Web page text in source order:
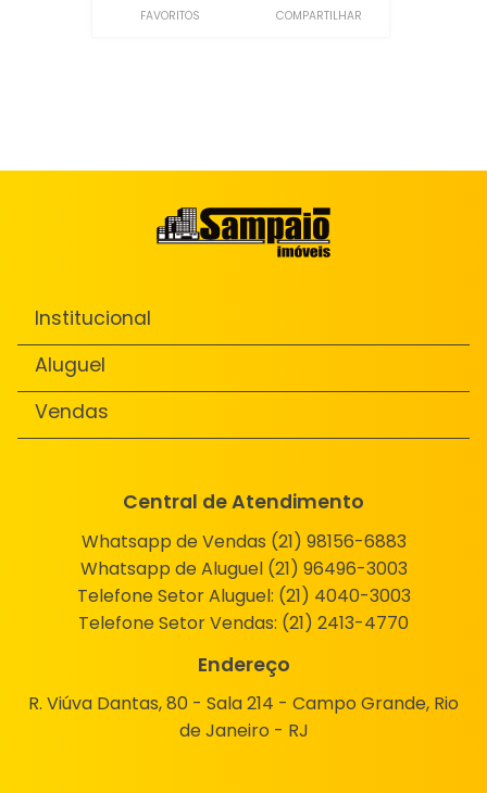
FAVORITOS COMPARTILHAR
Institucional
Aluguel
Vendas
Central de Atendimento
Whatsapp de Vendas (21) 98156-6883
Whatsapp de Aluguel (21) 96496-3003
Telefone Setor Aluguel: (21) 4040-3003
Telefone Setor Vendas: (21) 2413-4770
Endereço
R. Viúva Dantas, 80 - Sala 214 - Campo Grande, Rio
de Janeiro - RJ